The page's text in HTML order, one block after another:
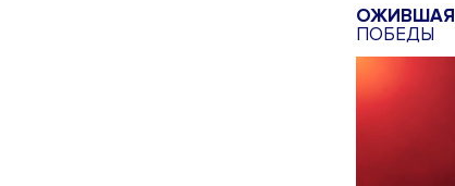
ОЖИВШАЯ
ПОБЕДЫ